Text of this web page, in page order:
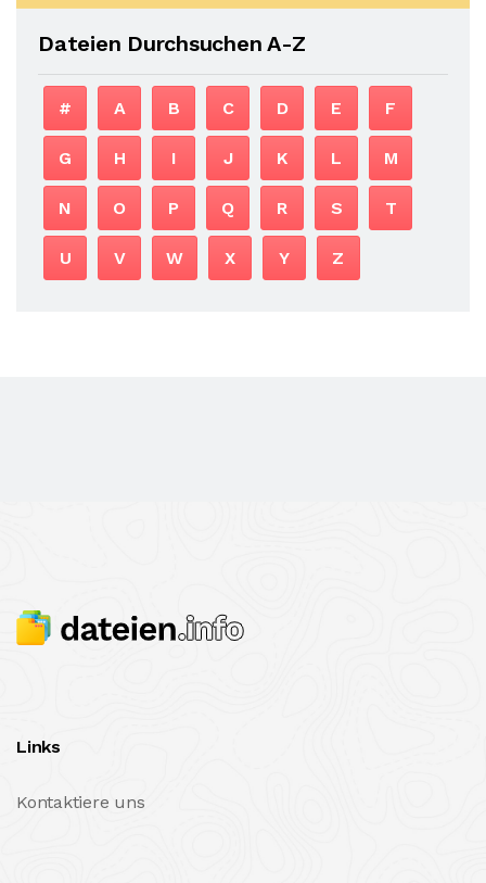
Dateien Durchsuchen A-Z
# A B C D E F
G H I J K L M
N O P Q R S T
U V W X Y Z
Links
Kontaktiere uns